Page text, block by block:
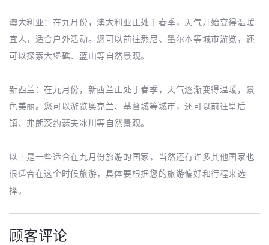
澳大利亚：在九月份，澳大利亚正处于春季，天气开始变得温暖
宜人，适合户外活动。您可以前往悉尼、墨尔本等城市游览，还
可以探索大堡礁、蓝山等自然景观。
新西兰：在九月份，新西兰正处于春季，天气逐渐变得温暖，景
色美丽。您可以游览奥克兰、基督城等城市，还可以前往皇后
镇、弗朗茨约瑟夫冰川等自然景观。
以上是一些适合在九月份旅游的国家，当然还有许多其他国家也
很适合在这个时候旅游，具体要根据您的旅游偏好和行程来选
择。
顾客评论